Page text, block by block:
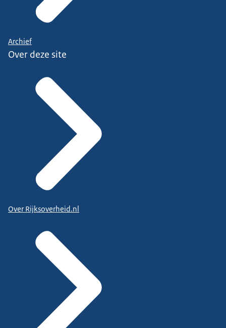
Archief
Over deze site
Over Rijksoverheid.nl